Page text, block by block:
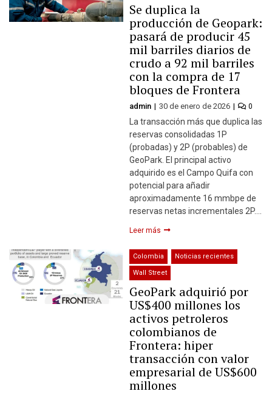
Se duplica la
producción de Geopark:
pasará de producir 45
mil barriles diarios de
crudo a 92 mil barriles
con la compra de 17
bloques de Frontera
admin 30 de enero de 2026 0
La transacción más que duplica las
reservas consolidadas 1P
(probadas) y 2P (probables) de
GeoPark. El principal activo
adquirido es el Campo Quifa con
potencial para añadir
aproximadamente 16 mmbpe de
reservas netas incrementales 2P….
Leer más
Colombia Noticias recientes
Wall Street
GeoPark adquirió por
US$400 millones los
activos petroleros
colombianos de
Frontera: hiper
transacción con valor
empresarial de US$600
millones